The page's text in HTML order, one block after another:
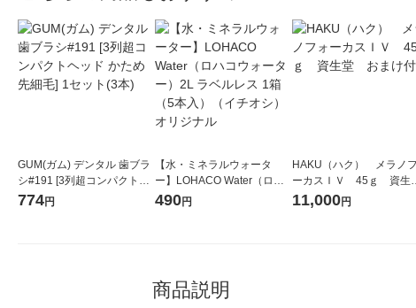
GUM(ガム) デンタル 歯ブラ
シ#191 [3列超コンパクトヘ
ッド かため 先細毛] 1セット
774円
【水・ミネラルウォータ
ー】LOHACO Water（ロハ
コウォーター）2L ラベルレ
490円
HAKU（ハク） メラノ
ーカスＩＶ 45ｇ 資生
堂 おまけ付き
11,000円
商品説明